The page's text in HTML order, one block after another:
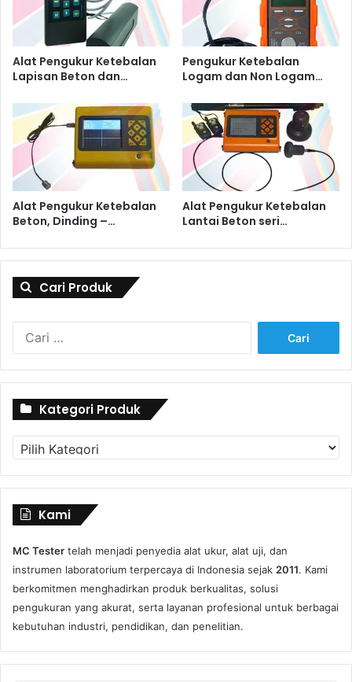
Alat Pengukur Ketebalan
Lapisan Beton dan…
Pengukur Ketebalan
Logam dan Non Logam…
Alat Pengukur Ketebalan
Beton, Dinding –…
Alat Pengukur Ketebalan
Lantai Beton seri…
Cari Produk
Kategori Produk
Kategori
Produk
Kami
MC Tester telah menjadi penyedia alat ukur, alat uji, dan
instrumen laboratorium terpercaya di Indonesia sejak 2011. Kami
berkomitmen menghadirkan produk berkualitas, solusi
pengukuran yang akurat, serta layanan profesional untuk berbagai
kebutuhan industri, pendidikan, dan penelitian.